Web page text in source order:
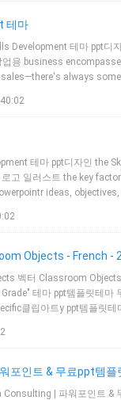
테마
Development 테마 ppt디
업용 business
always
테마 ppt디자인 the
고 일러스트 the key
ideas,
Objects - French -
벡터 Classroom
Grade" 테마 ppt템플릿테
클립아트y ppt템플릿
포인트 & 무료ppt템플
Consulting | 파워포인트 &